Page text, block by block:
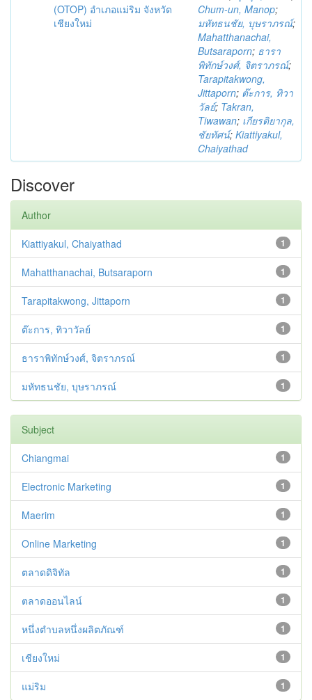
(OTOP) อำเภอแม่ริม จังหวัด
เชียงใหม่
Chum-un, Manop;
มหัทธนชัย, บุษราภรณ์;
Mahatthanachai,
Butsaraporn; ธารา
พิทักษ์วงศ์, จิตราภรณ์;
Tarapitakwong,
Jittaporn; ต๊ะการ, ทิวา
วัลย์; Takran,
Tiwawan; เกียรติยากุล,
ชัยทัศน์; Kiattiyakul,
Chaiyathad
Discover
Author
1
Kiattiyakul, Chaiyathad
1
Mahatthanachai, Butsaraporn
1
Tarapitakwong, Jittaporn
1
ต๊ะการ, ทิวาวัลย์
1
ธาราพิทักษ์วงศ์, จิตราภรณ์
1
มหัทธนชัย, บุษราภรณ์
Subject
1
Chiangmai
1
Electronic Marketing
1
Maerim
1
Online Marketing
1
ตลาดดิจิทัล
1
ตลาดออนไลน์
1
หนึ่งตำบลหนึ่งผลิตภัณฑ์
1
เชียงใหม่
1
แม่ริม